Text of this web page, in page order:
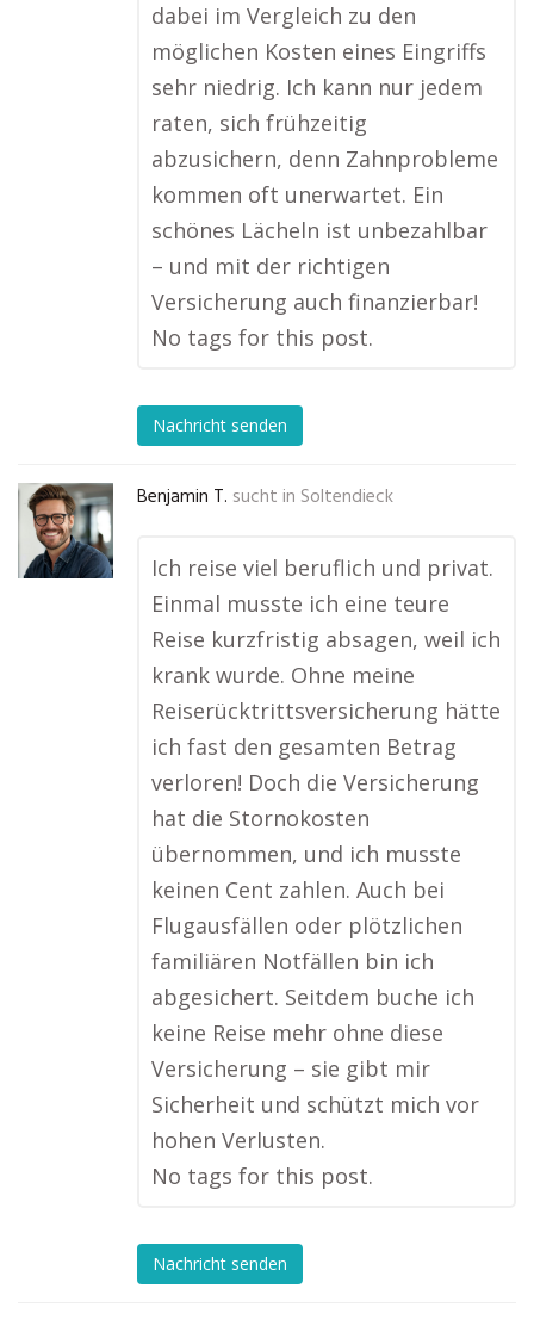
dabei im Vergleich zu den
möglichen Kosten eines Eingriffs
sehr niedrig. Ich kann nur jedem
raten, sich frühzeitig
abzusichern, denn Zahnprobleme
kommen oft unerwartet. Ein
schönes Lächeln ist unbezahlbar
– und mit der richtigen
Versicherung auch finanzierbar!
No tags for this post.
Nachricht senden
Benjamin T. sucht in Soltendieck
Ich reise viel beruflich und privat.
Einmal musste ich eine teure
Reise kurzfristig absagen, weil ich
krank wurde. Ohne meine
Reiserücktrittsversicherung hätte
ich fast den gesamten Betrag
verloren! Doch die Versicherung
hat die Stornokosten
übernommen, und ich musste
keinen Cent zahlen. Auch bei
Flugausfällen oder plötzlichen
familiären Notfällen bin ich
abgesichert. Seitdem buche ich
keine Reise mehr ohne diese
Versicherung – sie gibt mir
Sicherheit und schützt mich vor
hohen Verlusten.
No tags for this post.
Nachricht senden